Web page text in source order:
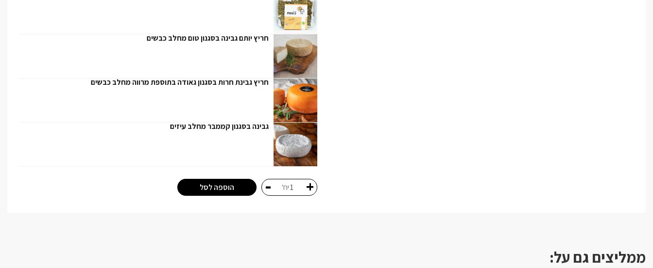
חריץ יותם גבינה בסגנון טום מחלב כבשים
חריץ גבינת חרות בסגנון גאודה בתוספת מרווה מחלב כבשים
גבינה בסגנון קממבר מחלב עיזים
+ יח' - הוספה לסל
ממליצים גם על: